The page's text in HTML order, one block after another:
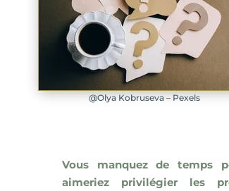
@Olya Kobruseva – Pexels
Vous manquez de temps
aimeriez privilégier les